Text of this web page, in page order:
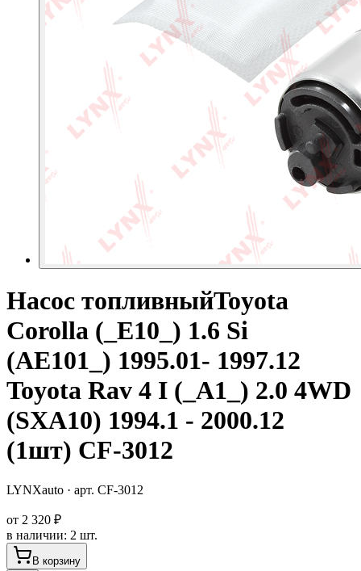
Насос топливныйToyota
Corolla (_E10_) 1.6 Si
(AE101_) 1995.01- 1997.12
Toyota Rav 4 I (_A1_) 2.0 4WD
(SXA10) 1994.1 - 2000.12
(1шт) CF-3012
LYNXauto · арт. CF-3012
от 2 320 ₽
в наличии: 2 шт.
В корзину